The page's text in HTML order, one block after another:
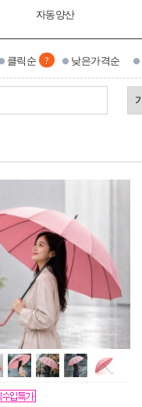
자동양산
클릭순 ? 낮은가격순